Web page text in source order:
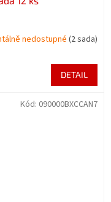
nedostupné (2 sada)
DETAIL
Kód: 090000BXCCAN7